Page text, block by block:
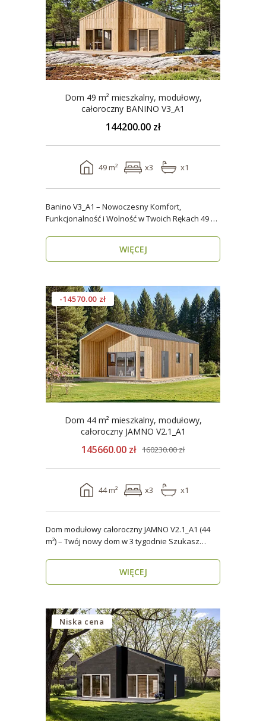
Dom 49 m² mieszkalny, modułowy,
całoroczny BANINO V3_A1
144200.00 zł
49 m² x3 x1
Banino V3_A1 – Nowoczesny Komfort,
Funkcjonalność i Wolność w Twoich Rękach 49 m²
WIĘCEJ
-14570.00 zł
Dom 44 m² mieszkalny, modułowy,
całoroczny JAMNO V2.1_A1
145660.00 zł 160230.00 zł
44 m² x3 x1
Dom modułowy całoroczny JAMNO V2.1_A1 (44
m²) – Twój nowy dom w 3 tygodnie Szukasz
WIĘCEJ
Niska cena